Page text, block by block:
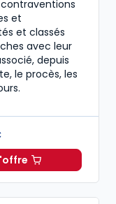
à 79,00 € TTC
et
et classés
avec leur
depuis
le procès, les
guide pénal 2026.